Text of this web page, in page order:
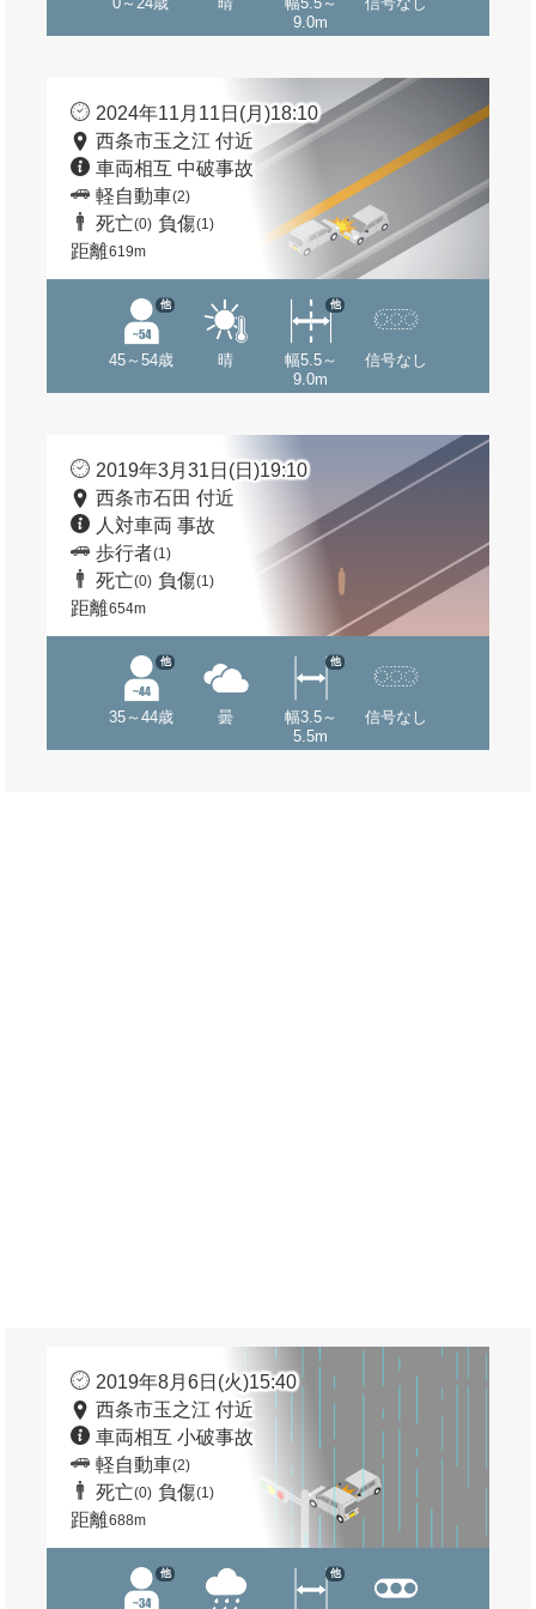
9.0m
2024年11月11日(月)18:10
西条市玉之江 付近
車両相互 中破事故
軽自動車(2)
死亡(0) 負傷(1)
距離619m
45～54歳
他
晴
幅5.5～
9.0m
他
信号なし
2019年3月31日(日)19:10
西条市石田 付近
人対車両 事故
歩行者(1)
死亡(0) 負傷(1)
距離654m
35～44歳
他
曇
幅3.5～
5.5m
他
信号なし
2019年8月6日(火)15:40
西条市玉之江 付近
車両相互 小破事故
軽自動車(2)
死亡(0) 負傷(1)
距離688m
他 他